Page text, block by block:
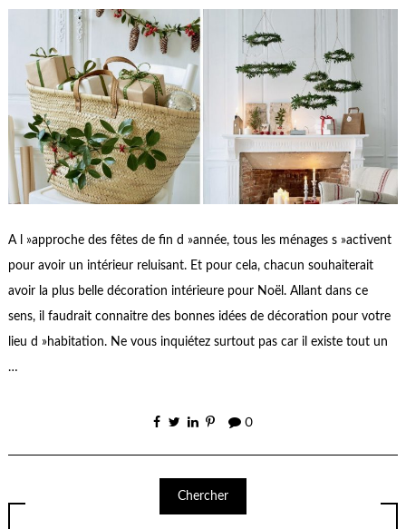
A l »approche des fêtes de fin d »année, tous les ménages s »activent
pour avoir un intérieur reluisant. Et pour cela, chacun souhaiterait
avoir la plus belle décoration intérieure pour Noël. Allant dans ce
sens, il faudrait connaitre des bonnes idées de décoration pour votre
lieu d »habitation. Ne vous inquiétez surtout pas car il existe tout un
…
0
Chercher